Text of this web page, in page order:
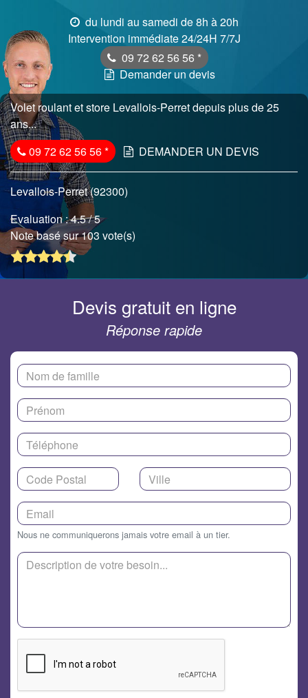
du lundi au samedi de 8h à 20h
Intervention immédiate 24/24H 7/7J
09 72 62 56 56 *
Demander un devis
Volet roulant et store Levallois-Perret depuis plus de 25
ans...
09 72 62 56 56* DEMANDER UN DEVIS
Levallois-Perret (92300)
Evaluation :4.5/ 5
Note basé sur 103 vote(s)
Devis gratuit en ligne
Réponse rapide
Nous ne communiquerons jamais votre email à un tier.